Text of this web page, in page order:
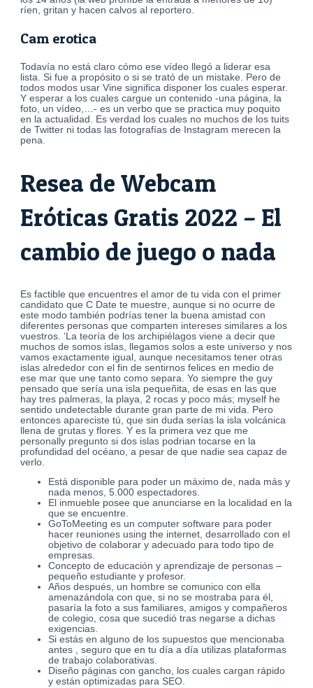
ríen, gritan y hacen calvos al reportero.
Cam erotica
Todavía no está claro cómo ese vídeo llegó a liderar esa
lista. Si fue a propósito o si se trató de un mistake. Pero de
todos modos usar Vine significa disponer los cuales esperar.
Y esperar a los cuales cargue un contenido -una página, la
foto, un vídeo,…- es un verbo que se practica muy poquito
en la actualidad. Es verdad los cuales no muchos de los tuits
de Twitter ni todas las fotografías de Instagram merecen la
pena.
Resea de Webcam
Eróticas Gratis 2022 – El
cambio de juego o nada
Es factible que encuentres el amor de tu vida con el primer
candidato que C Date te muestre, aunque si no ocurre de
este modo también podrías tener la buena amistad con
diferentes personas que comparten intereses similares a los
vuestros. ‘La teoría de los archipiélagos viene a decir que
muchos de somos islas, llegamos solos a este universo y nos
vamos exactamente igual, aunque necesitamos tener otras
islas alrededor con el fin de sentirnos felices en medio de
ese mar que une tanto como separa. Yo siempre the guy
pensado que sería una isla pequeñita, de esas en las que
hay tres palmeras, la playa, 2 rocas y poco más; myself he
sentido undetectable durante gran parte de mi vida. Pero
entonces apareciste tú, que sin duda serías la isla volcánica
llena de grutas y flores. Y es la primera vez que me
personally pregunto si dos islas podrian tocarse en la
profundidad del océano, a pesar de que nadie sea capaz de
verlo.
Está disponible para poder un máximo de, nada más y
nada menos, 5.000 espectadores.
El inmueble posee que anunciarse en la localidad en la
que se encuentre.
GoToMeeting es un computer software para poder
hacer reuniones using the internet, desarrollado con el
objetivo de colaborar y adecuado para todo tipo de
empresas.
Concepto de educación y aprendizaje de personas –
pequeño estudiante y profesor.
Años después, un hombre se comunico con ella
amenazándola con que, si no se mostraba para él,
pasaría la foto a sus familiares, amigos y compañeros
de colegio, cosa que sucedió tras negarse a dichas
exigencias.
Si estás en alguno de los supuestos que mencionaba
antes , seguro que en tu día a día utilizas plataformas
de trabajo colaborativas.
Diseño páginas con gancho, los cuales cargan rápido
y están optimizadas para SEO.